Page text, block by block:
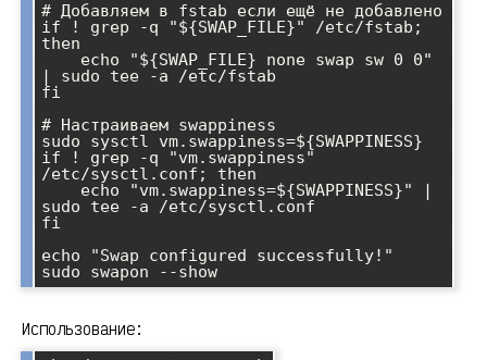
# Добавляем в fstab если ещё не добавлено
if ! grep -q "${SWAP_FILE}" /etc/fstab;
then
| sudo tee -a /etc/fstab
fi
# Настраиваем swappiness
sudo sysctl vm.swappiness=${SWAPPINESS}
if ! grep -q "vm.swappiness"
/etc/sysctl.conf; then
sudo tee -a /etc/sysctl.conf
fi
echo "Swap configured successfully!"
sudo swapon --show
Использование: